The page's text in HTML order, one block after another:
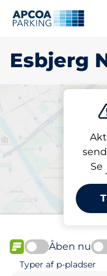
Esbjerg
Se
Vælg din
FLOW
Åben nu
Typer af p-pladser